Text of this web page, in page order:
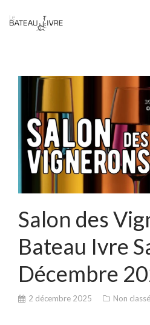
Salon des
Bateau Ivre
Décembre
2 décembre 2025 Non classé